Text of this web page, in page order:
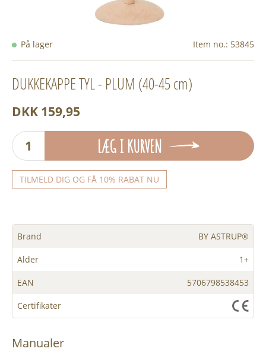
På lager Item no.: 53845
DUKKEKAPPE TYL - PLUM (40-45 cm)
DKK 159,95
LÆG I KURVEN
TILMELD DIG OG FÅ 10% RABAT NU
Brand BY ASTRUP®
Alder 1+
EAN 5706798538453
Certifikater
Manualer